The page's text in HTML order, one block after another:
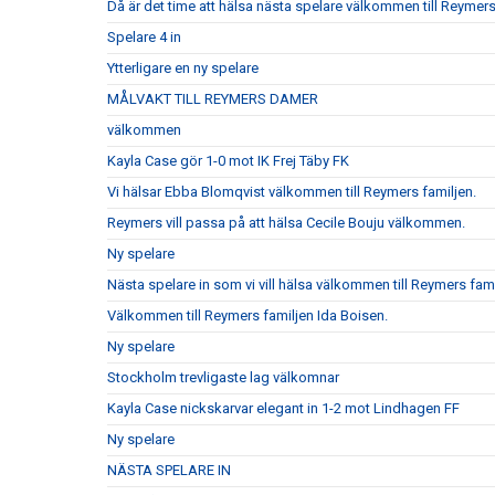
Då är det time att hälsa nästa spelare välkommen till Reymers
Spelare 4 in
Ytterligare en ny spelare
MÅLVAKT TILL REYMERS DAMER
välkommen
Kayla Case gör 1-0 mot IK Frej Täby FK
Vi hälsar Ebba Blomqvist välkommen till Reymers familjen.
Reymers vill passa på att hälsa Cecile Bouju välkommen.
Ny spelare
Nästa spelare in som vi vill hälsa välkommen till Reymers
Välkommen till Reymers familjen Ida Boisen.
Ny spelare
Stockholm trevligaste lag välkomnar
Kayla Case nickskarvar elegant in 1-2 mot Lindhagen FF
Ny spelare
NÄSTA SPELARE IN